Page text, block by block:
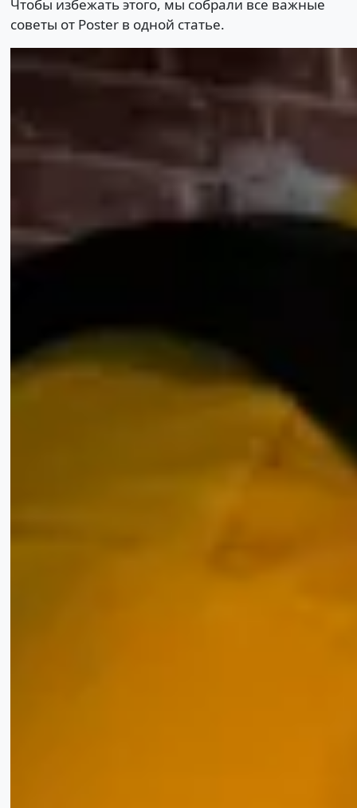
Чтобы избежать этого, мы собрали все важные
советы от Poster в одной статье.